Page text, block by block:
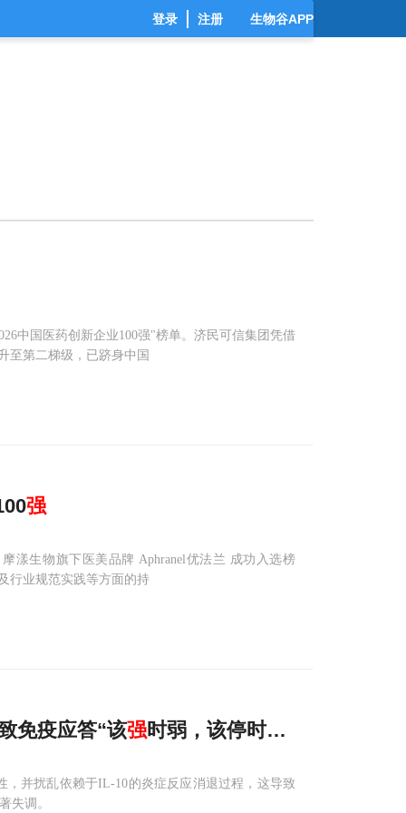
登录 注册 生物谷APP
中国医药创新企业100强"榜单。济民可信集团凭借
至第二梯级，已跻身中国
强
生物旗下医美品牌 Aphranel优法兰 成功入选榜
行业规范实践等方面的持
免疫应答“该强时弱，该停时强
并扰乱依赖于IL-10的炎症反应消退过程，这导致
失调。